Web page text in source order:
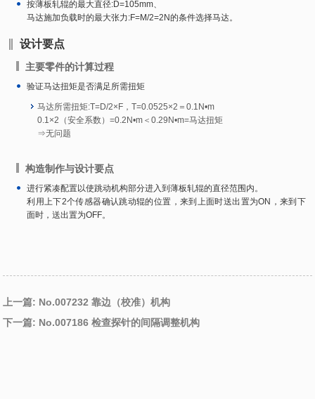
按薄板轧辊的最大直径:D=105mm、
马达施加负载时的最大张力:F=M/2=2N的条件选择马达。
设计要点
主要零件的计算过程
验证马达扭矩是否满足所需扭矩
马达所需扭矩:T=D/2×F，T=0.0525×2＝0.1N•m
0.1×2（安全系数）=0.2N•m＜0.29N•m=马达扭矩
⇒无问题
构造制作与设计要点
进行紧凑配置以使跳动机构部分进入到薄板轧辊的直径范围内。
利用上下2个传感器确认跳动辊的位置，来到上面时送出置为ON，来到下
面时，送出置为OFF。
上一篇: No.007232 靠边（校准）机构
下一篇: No.007186 检查探针的间隔调整机构